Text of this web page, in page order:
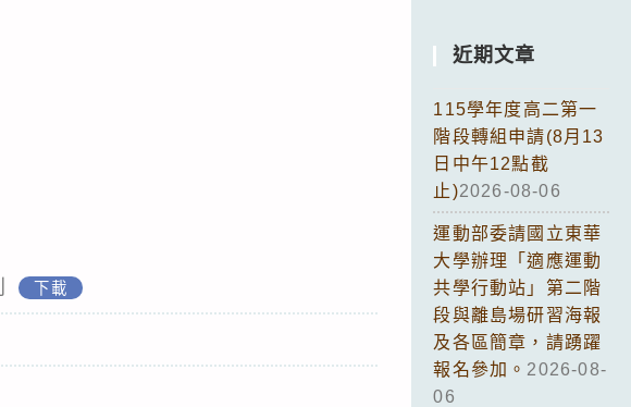
下載
近期文章
115學年度高二第一
階段轉組申請(8月13
日中午12點截
止)2026-08-06
運動部委請國立東華
大學辦理「適應運動
共學行動站」第二階
段與離島場研習海報
及各區簡章，請踴躍
報名參加。 2026-08-
06